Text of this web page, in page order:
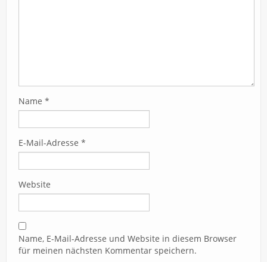
Name *
E-Mail-Adresse *
Website
Name, E-Mail-Adresse und Website in diesem Browser
für meinen nächsten Kommentar speichern.